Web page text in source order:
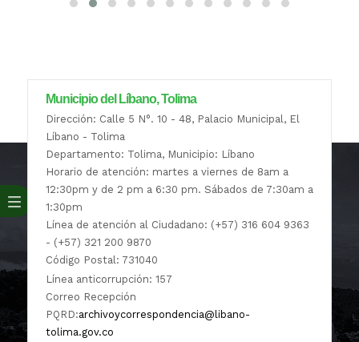
Municipio del Líbano, Tolima
Dirección: Calle 5 N°. 10 - 48, Palacio Municipal, El
Líbano - Tolima
Departamento: Tolima, Municipio: Líbano
Horario de atención: martes a viernes de 8am a
12:30pm y de 2 pm a 6:30 pm. Sábados de 7:30am a
1:30pm
Línea de atención al Ciudadano: (+57) 316 604 9363
- (+57) 321 200 9870
Código Postal: 731040
Línea anticorrupción: 157
Correo Recepción
PQRD:archivoycorrespondencia@libano-
tolima.gov.co